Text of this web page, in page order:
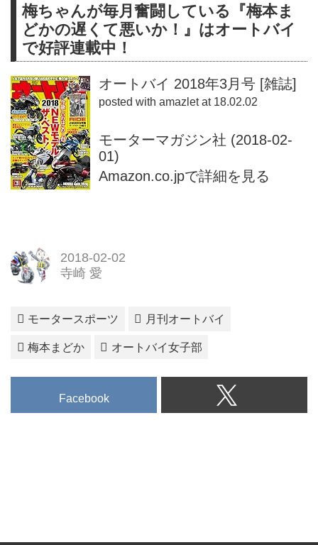
梅ちゃんが毎月奮闘している『梅本ま
どかの遅くて悪いか！』はオートバイ
で好評連載中！
オートバイ 2018年3月号 [雑誌]
posted with amazletat 18.02.02
モーターマガジン社 (2018-02-
01)
Amazon.co.jpで詳細を見る
2018-02-02
寺崎 愛
モータースポーツ 月刊オートバイ
梅本まどか オートバイ女子部
Facebook